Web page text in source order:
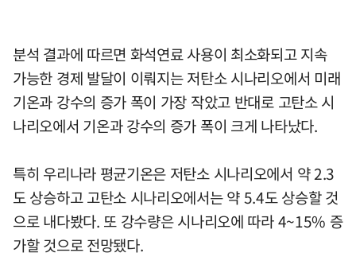
분석 결과에 따르면 화석연료 사용이 최소화되고 지속
가능한 경제 발달이 이뤄지는 저탄소 시나리오에서 미래
기온과 강수의 증가 폭이 가장 작았고 반대로 고탄소 시
나리오에서 기온과 강수의 증가 폭이 크게 나타났다.
특히 우리나라 평균기온은 저탄소 시나리오에서 약 2.3
도 상승하고 고탄소 시나리오에서는 약 5.4도 상승할 것
으로 내다봤다. 또 강수량은 시나리오에 따라 4~15% 증
가할 것으로 전망됐다.